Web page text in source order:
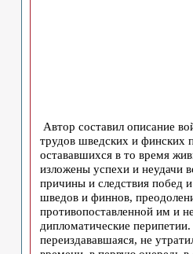
Автор составил описание
трудов шведских и финских
остававшихся в то время
изложены успехи и неудачи
причины и следствия побед
шведов и финнов,
противопоставленной им и
дипломатические
переиздававшаяся, не